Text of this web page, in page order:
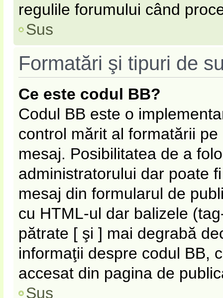
regulile forumului când
Sus
Formatări şi tipuri de
Ce este codul BB?
Codul BB este o
control mărit al formatării
mesaj. Posibilitatea de a
administratorului dar poate
mesaj din formularul de
cu HTML-ul dar balizele
pătrate [ şi ] mai degrabă
informaţii despre codul BB,
accesat din pagina de
Sus